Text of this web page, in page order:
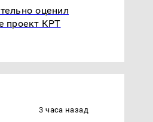
машину напали и
подожгли.
оценил
проект КРТ
3 часа назад